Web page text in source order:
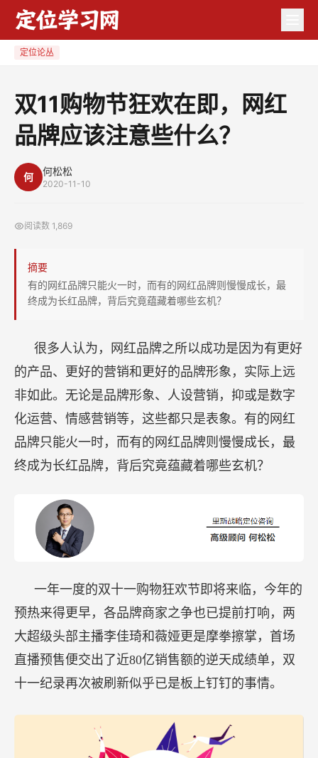
即，
么？
定位论丛
双11购物节狂欢在即，网红
品牌应该注意些什么？
何 何松松
2020-11-10
阅读数 1,869
摘要
有的网红品牌只能火一时，而有的网红品牌则慢慢成长，最
终成为长红品牌，背后究竟蕴藏着哪些玄机？
很多人认为，网红品牌之所以成功是因为有更好
的产品、更好的营销和更好的品牌形象，实际上远
非如此。无论是品牌形象、人设营销，抑或是数字
化运营、情感营销等，这些都只是表象。有的网红
品牌只能火一时，而有的网红品牌则慢慢成长，最
终成为长红品牌，背后究竟蕴藏着哪些玄机？
一年一度的双十一购物狂欢节即将来临，今年的
预热来得更早，各品牌商家之争也已提前打响，两
大超级头部主播李佳琦和薇娅更是摩拳擦掌，首场
直播预售便交出了近80亿销售额的逆天成绩单，双
十一纪录再次被刷新似乎已是板上钉钉的事情。